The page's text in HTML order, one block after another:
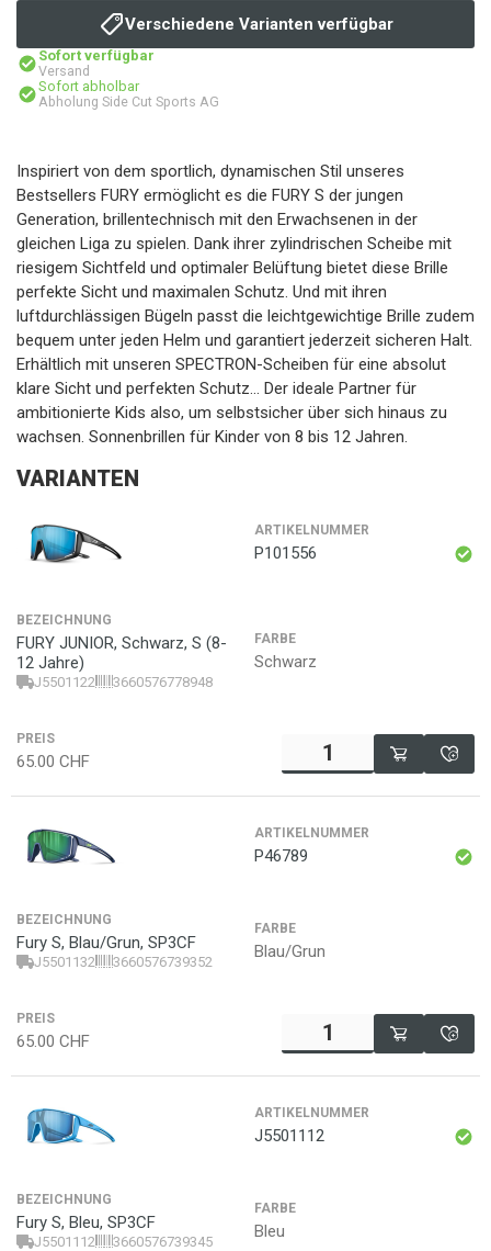
Verschiedene Varianten verfügbar
Sofort verfügbar
Versand
Sofort abholbar
Abholung Side Cut Sports AG
Inspiriert von dem sportlich, dynamischen Stil unseres
Bestsellers FURY ermöglicht es die FURY S der jungen
Generation, brillentechnisch mit den Erwachsenen in der
gleichen Liga zu spielen. Dank ihrer zylindrischen Scheibe mit
riesigem Sichtfeld und optimaler Belüftung bietet diese Brille
perfekte Sicht und maximalen Schutz. Und mit ihren
luftdurchlässigen Bügeln passt die leichtgewichtige Brille zudem
bequem unter jeden Helm und garantiert jederzeit sicheren Halt.
Erhältlich mit unseren SPECTRON-Scheiben für eine absolut
klare Sicht und perfekten Schutz... Der ideale Partner für
ambitionierte Kids also, um selbstsicher über sich hinaus zu
wachsen. Sonnenbrillen für Kinder von 8 bis 12 Jahren.
VARIANTEN
ARTIKELNUMMER
P101556
BEZEICHNUNG
FURY JUNIOR, Schwarz, S (8-
12 Jahre)
J5501122 3660576778948
FARBE
Schwarz
PREIS
65.00 CHF
ARTIKELNUMMER
P46789
BEZEICHNUNG
Fury S, Blau/Grun, SP3CF
J5501132 3660576739352
FARBE
Blau/Grun
PREIS
65.00 CHF
ARTIKELNUMMER
J5501112
BEZEICHNUNG
Fury S, Bleu, SP3CF
J5501112 3660576739345
FARBE
Bleu